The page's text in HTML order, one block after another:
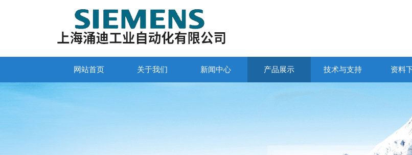
网站首页 关于我们 新闻中心 产品展示 技术与支持 资料